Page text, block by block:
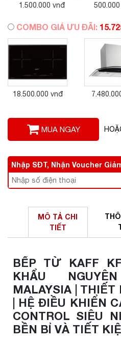
1.500.000 vnđ
COMBO GIÁ ƯU ĐÃI:
18.500.000 vnđ
MUA NGAY
Nhập SĐT, Nhận Voucher
MÔ TẢ CHI
TIẾT
BẾP TỪ KAFF
KHẨU
MALAYSIA | THIẾT
| HỆ ĐIỀU KHIỂN
CONTROL SIÊU
BỀN BỈ VÀ TIẾT